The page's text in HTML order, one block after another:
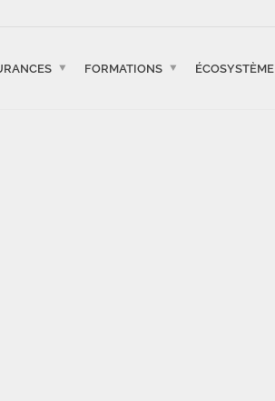
FORMATIONS ÉCOSYSTÈME